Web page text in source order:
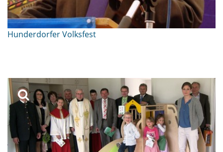
Hunderdorfer Volksfest